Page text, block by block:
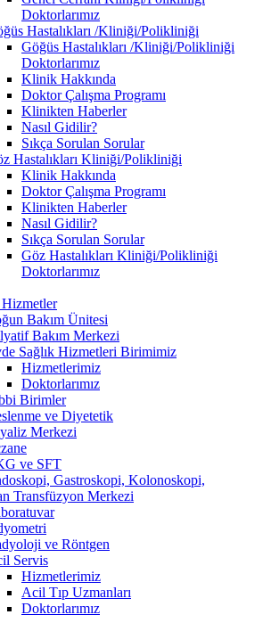
Doktorlarımız
Hastalıkları /Kliniği/Polikliniği
Göğüs Hastalıkları /Kliniği/Polikliniği
Doktorlarımız
Klinik Hakkında
Doktor Çalışma Programı
Klinikten Haberler
Nasıl Gidilir?
Sıkça Sorulan Sorular
Hastalıkları Kliniği/Polikliniği
Klinik Hakkında
Doktor Çalışma Programı
Klinikten Haberler
Nasıl Gidilir?
Sıkça Sorulan Sorular
Göz Hastalıkları Kliniği/Polikliniği
Doktorlarımız
Bakım Ünitesi
Bakım Merkezi
Sağlık Hizmetleri Birimimiz
Hizmetlerimiz
Doktorlarımız
Birimler
ve Diyetetik
Merkezi
ve SFT
Gastroskopi, Kolonoskopi,
Transfüzyon Merkezi
ve Röntgen
Servis
Hizmetlerimiz
Acil Tıp Uzmanları
Doktorlarımız